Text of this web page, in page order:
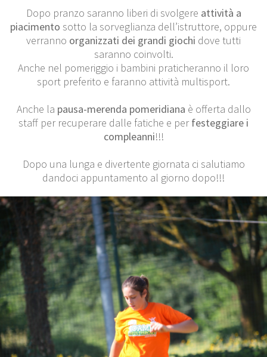
Dopo pranzo saranno liberi di svolgere attività a
piacimento sotto la sorveglianza dell’istruttore, oppure
verranno organizzati dei grandi giochi dove tutti
saranno coinvolti.
Anche nel pomeriggio i bambini praticheranno il loro
sport preferito e faranno attività multisport.
Anche la pausa-merenda pomeridiana è offerta dallo
staff per recuperare dalle fatiche e perfesteggiare i
compleanni!!!
Dopo una lunga e divertente giornata ci salutiamo
dandoci appuntamento al giorno dopo!!!